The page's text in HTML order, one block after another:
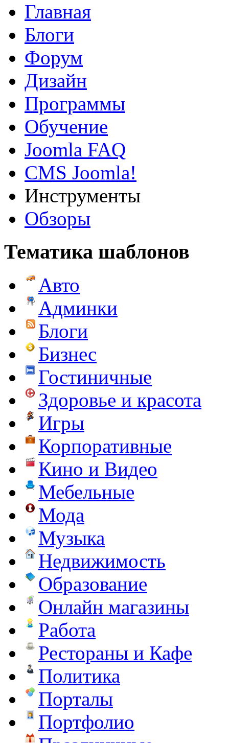
Главная
Блоги
Форум
Дизайн
Программы
Обучение
Joomla FAQ
CMS Joomla!
Инструменты
Обзоры
Тематика шаблонов
Авто
Админки
Блоги
Бизнес
Гостиничные
Здоровье и красота
Игры
Корпоративные
Кино и Видео
Мебельные
Мода
Музыка
Недвижимость
Образование
Онлайн магазины
Работа
Рестораны и Кафе
Политика
Порталы
Портфолио